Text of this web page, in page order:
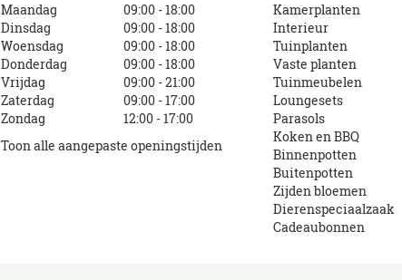
Maandag
09:00 - 18:00
Dinsdag
09:00 - 18:00
Woensdag
09:00 - 18:00
Donderdag
09:00 - 18:00
Vrijdag
09:00 - 21:00
Zaterdag
09:00 - 17:00
Zondag
12:00 - 17:00
Toon alle aangepaste openingstijden
Kamerplanten
Interieur
Tuinplanten
Vaste planten
Tuinmeubelen
Loungesets
Parasols
Koken en BBQ
Binnenpotten
Buitenpotten
Zijden bloemen
Dierenspeciaalzaak
Cadeaubonnen